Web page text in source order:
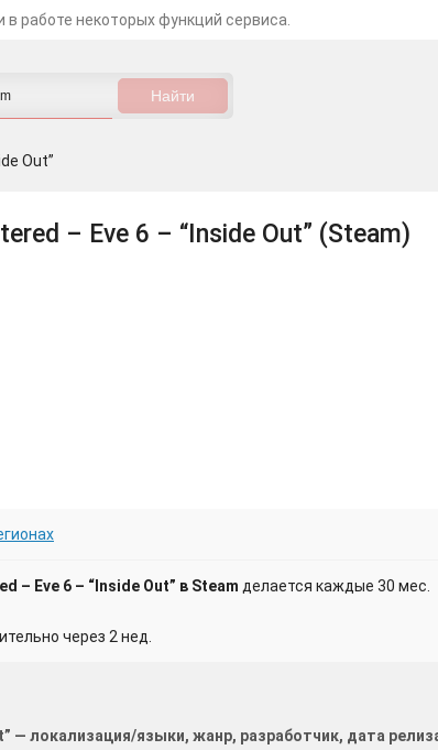
работе некоторых функций сервиса.
Out”
– Eve 6 – “Inside Out” (Steam)
– Eve 6 – “Inside Out” в Steam делается каждые 30 мес.
через 2 нед.
— локализация/языки, жанр, разработчик, дата